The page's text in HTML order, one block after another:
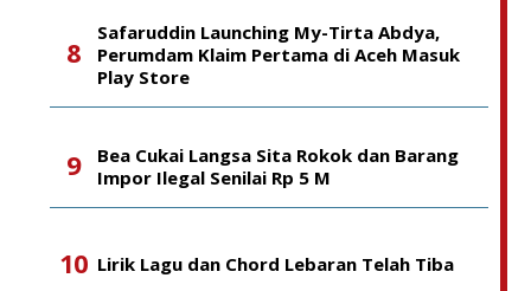
Safaruddin Launching My-Tirta Abdya,
Perumdam Klaim Pertama di Aceh Masuk
Play Store
Bea Cukai Langsa Sita Rokok dan Barang
Impor Ilegal Senilai Rp 5 M
Lirik Lagu dan Chord Lebaran Telah Tiba